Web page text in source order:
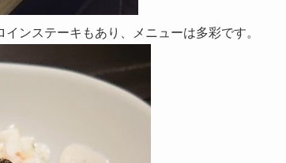
ンステーキもあり、メニューは多彩です。